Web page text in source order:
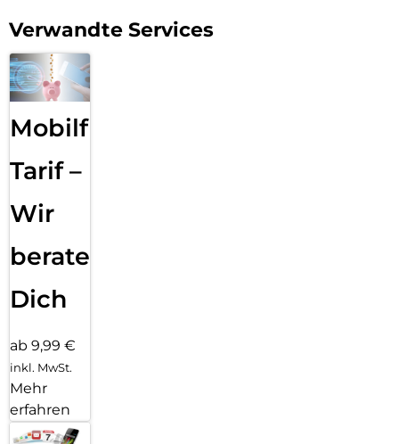
Verwandte Services
Mobilfunk
Tarif –
Wir
beraten
Dich
ab 9,99 €
inkl. MwSt.
Mehr
erfahren